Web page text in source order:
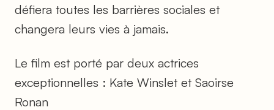
défiera toutes les barrières sociales et
changera leurs vies à jamais.
Le film est porté par deux actrices
exceptionnelles : Kate Winslet et Saoirse
Ronan